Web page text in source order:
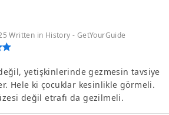
Written in History - GetYourGuide
yetişkinlerinde gezmesin tavsiye
Hele ki çocuklar kesinlikle görmeli.
değil etrafı da gezilmeli.